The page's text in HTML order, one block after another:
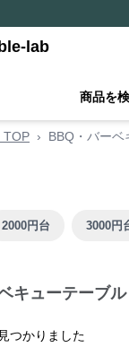
商品を
です
TOP › BBQ・バーベ
2000円台 3000円
キューテーブ
つかりました